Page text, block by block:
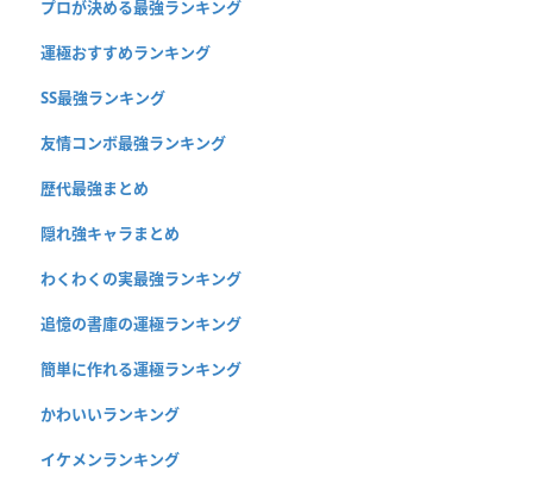
プロが決める最強ランキング
運極おすすめランキング
SS最強ランキング
友情コンボ最強ランキング
歴代最強まとめ
隠れ強キャラまとめ
わくわくの実最強ランキング
追憶の書庫の運極ランキング
簡単に作れる運極ランキング
かわいいランキング
イケメンランキング